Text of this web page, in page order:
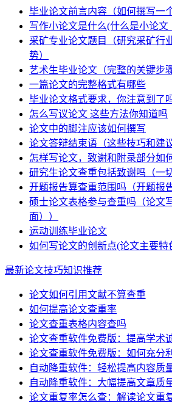
毕业论文前言内容（如何撰写一
写作小论文是什么(什么是小论文
采矿专业论文题目（研究采矿行
势）
艺术生毕业论文（完整的关键步
一篇论文的完整格式有哪些
毕业论文格式要求，你注意到了
怎么写议论文 这些方法你知道吗
论文中的脚注应该如何撰写
论文答辩结束语（这些技巧和建
怎样写论文，致谢和附录部分如
研究生论文查重包括致谢吗（一
开题报告算查重范围吗（开题报
硕士论文表格参与查重吗（论文
面））
运动训练毕业论文
如何写论文的创新点(论文主要特
最新论文技巧知识推荐
论文如何引用文献不算查重
如何提高论文查重率
论文查重表格内容查吗
论文查重软件免费版：提高学术
论文查重软件免费版：如何充分
自动降重软件：轻松提高内容质
自动降重软件：大幅提高文章质
论文重复率怎么查：解读论文重